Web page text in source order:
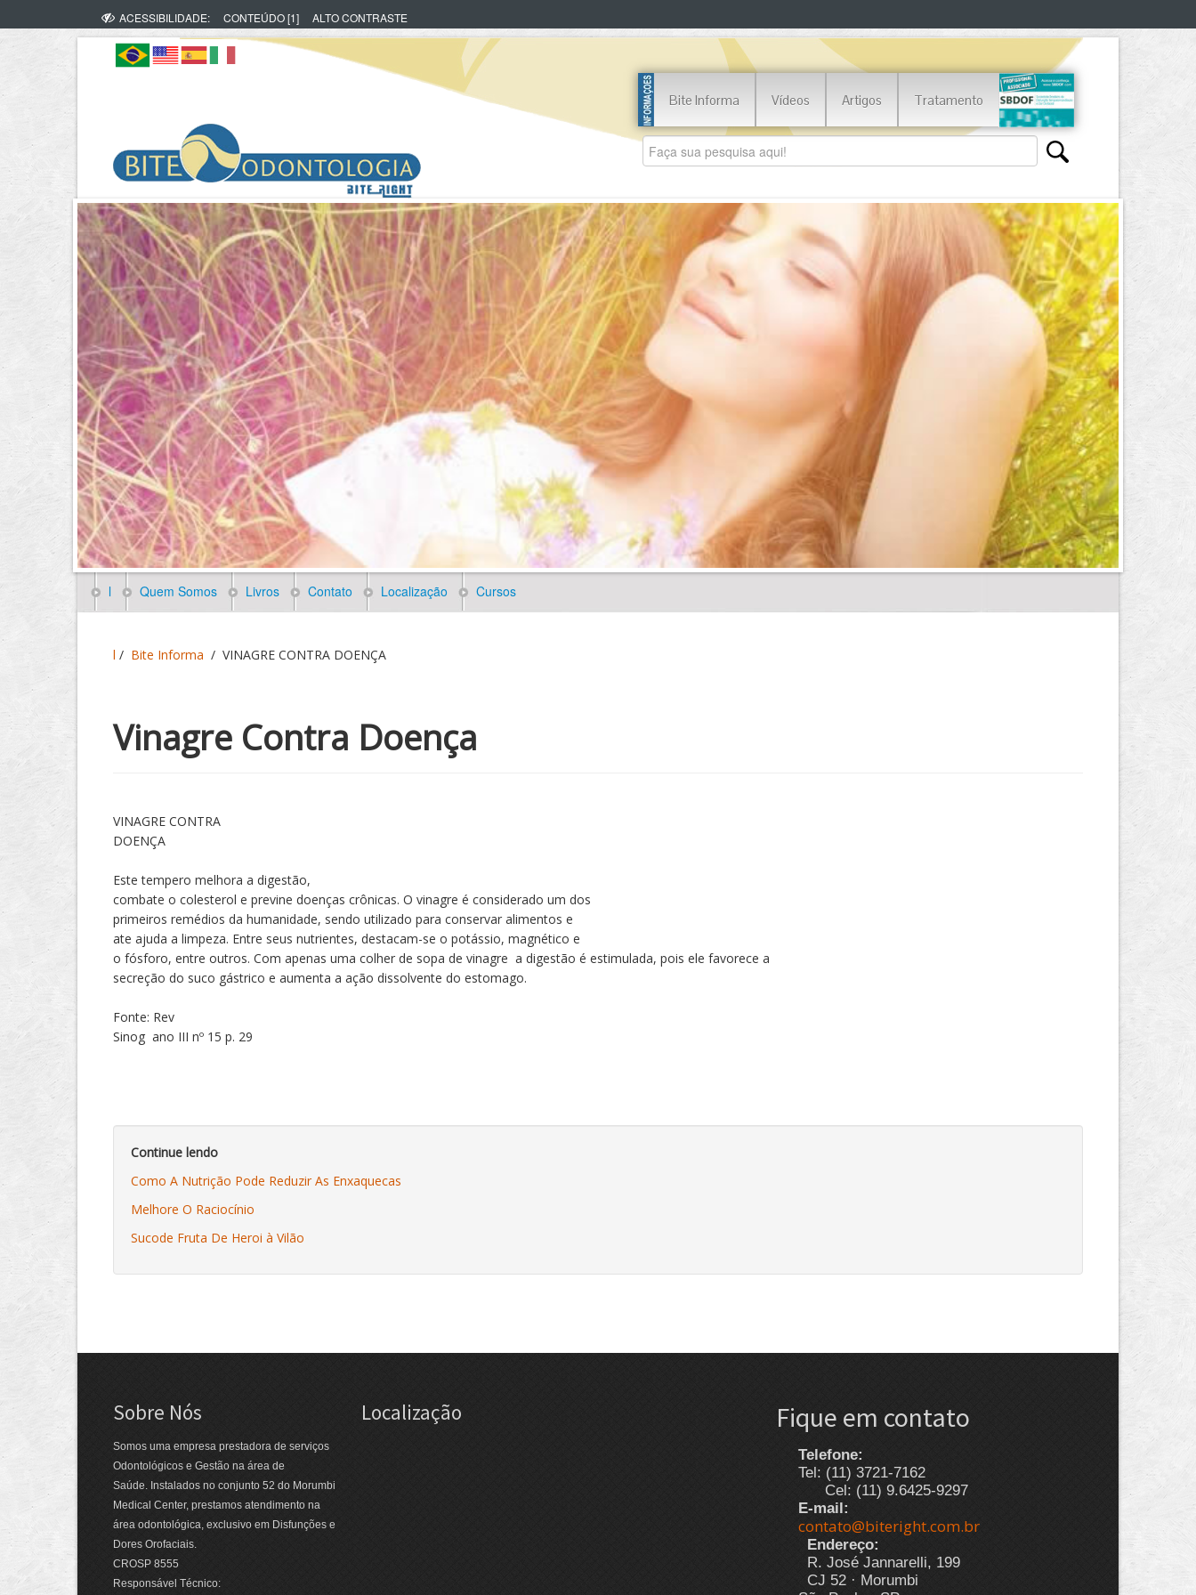
ACESSIBILIDADE: CONTEÚDO [1] ALTO CONTRASTE
Bite Informa Vídeos Artigos Tratamento
l Quem Somos Livros Contato Localização Cursos
l / Bite Informa / VINAGRE CONTRA DOENÇA
Vinagre Contra Doença
VINAGRE CONTRA
DOENÇA
Este tempero melhora a digestão,
combate o colesterol e previne doenças crônicas. O vinagre é considerado um dos
primeiros remédios da humanidade, sendo utilizado para conservar alimentos e
ate ajuda a limpeza. Entre seus nutrientes, destacam-se o potássio, magnético e
o fósforo, entre outros. Com apenas uma colher de sopa de vinagre a digestão é estimulada, pois ele favorece a
secreção do suco gástrico e aumenta a ação dissolvente do estomago.
Fonte: Rev
Sinog ano III nº 15 p. 29
Continue lendo
Como A Nutrição Pode Reduzir As Enxaquecas
Melhore O Raciocínio
Sucode Fruta De Heroi à Vilão
Sobre Nós
Somos uma empresa prestadora de serviços
Odontológicos e Gestão na área de
Saúde. Instalados no conjunto 52 do Morumbi
Medical Center, prestamos atendimento na
área odontológica, exclusivo em Disfunções e
Dores Orofaciais.
CROSP 8555
Responsável Técnico:
Localização Fique em contato
Telefone:
Tel: (11) 3721-7162
Cel: (11) 9.6425-9297
E-mail:
contato@biteright.com.br
Endereço:
R. José Jannarelli, 199
CJ 52 · Morumbi